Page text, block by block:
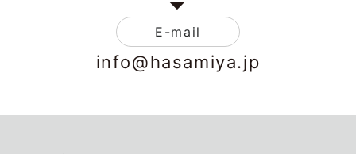
E-mail
info@hasamiya.jp